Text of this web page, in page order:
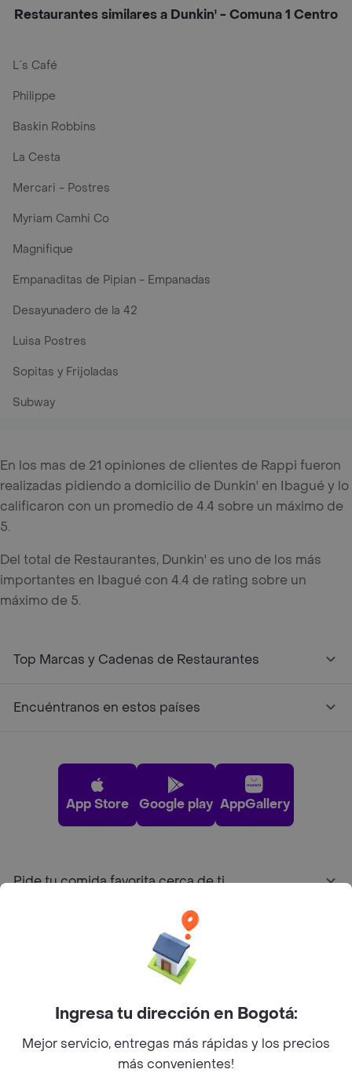
Restaurantes similares a Dunkin' - Comuna 1 Centro
L´s Café
Philippe
Baskin Robbins
La Cesta
Mercari - Postres
Myriam Camhi Co
Magnifique
Empanaditas de Pipian - Empanadas
Desayunadero de la 42
Luisa Postres
Sopitas y Frijoladas
Subway
En los mas de 21 opiniones de clientes de Rappi fueron
realizadas pidiendo a domicilio de Dunkin' en Ibagué y lo
calificaron con un promedio de 4.4 sobre un máximo de
5.
Del total de Restaurantes, Dunkin' es uno de los más
importantes en Ibagué con 4.4 de rating sobre un
máximo de 5.
Top Marcas y Cadenas de Restaurantes
Encuéntranos en estos países
App Store Google play AppGallery
Pide tu comida favorita cerca de ti
Sobre Rappi
Facebook
Twitter
Instagram
Ingresa tu dirección en Bogotá:
Mejor servicio, entregas más rápidas y los precios
más convenientes!